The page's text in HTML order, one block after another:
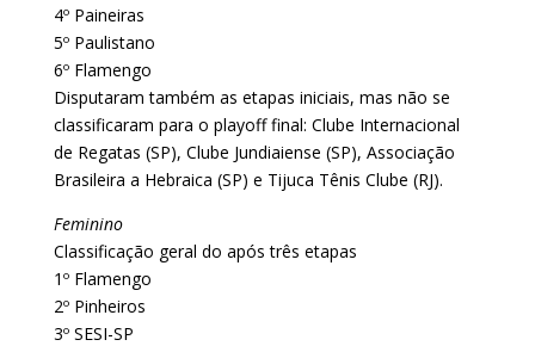
4º Paineiras
5º Paulistano
6º Flamengo
Disputaram também as etapas iniciais, mas não se
classificaram para o playoff final: Clube Internacional
de Regatas (SP), Clube Jundiaiense (SP), Associação
Brasileira a Hebraica (SP) e Tijuca Tênis Clube (RJ).
Feminino
Classificação geral do após três etapas
1º Flamengo
2º Pinheiros
3º SESI-SP